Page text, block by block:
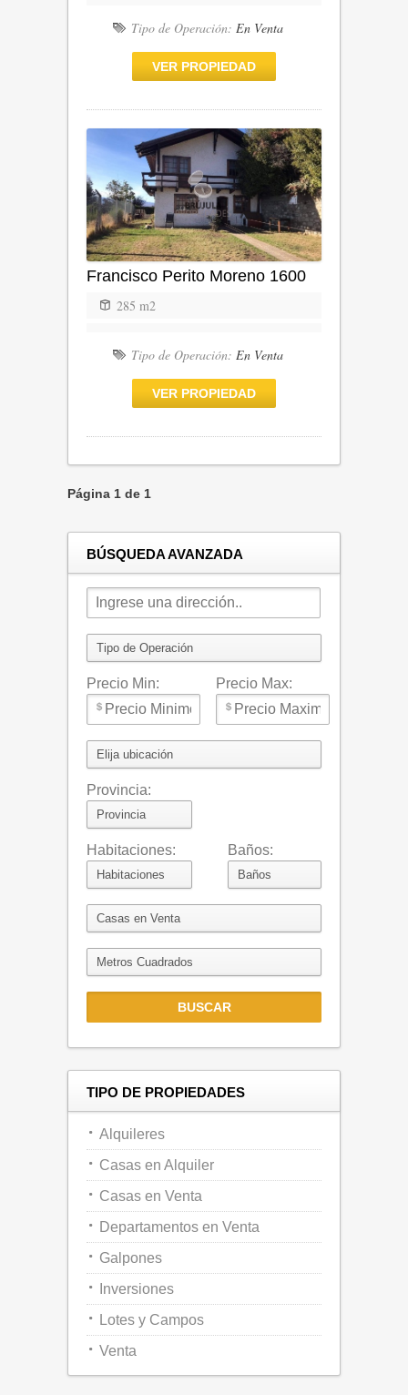
Tipo de Operación: En Venta
VER PROPIEDAD
Francisco Perito Moreno 1600
285 m2
Tipo de Operación: En Venta
VER PROPIEDAD
Página 1 de 1
BÚSQUEDA AVANZADA
Precio Min: Precio Max:
Provincia:
Habitaciones: Baños:
TIPO DE PROPIEDADES
Alquileres
Casas en Alquiler
Casas en Venta
Departamentos en Venta
Galpones
Inversiones
Lotes y Campos
Venta